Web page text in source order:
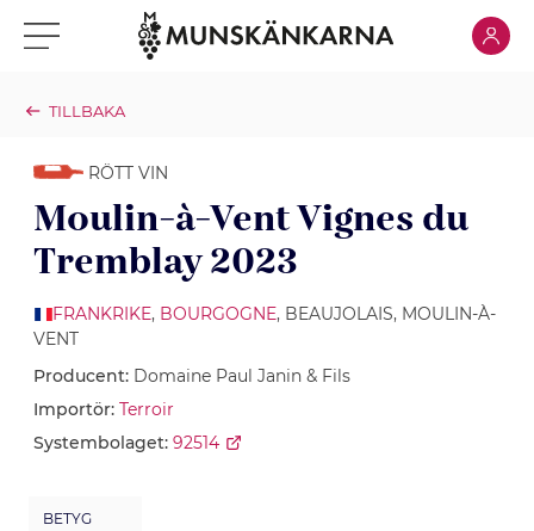
Klicka för meny Klicka
TILLBAKA
RÖTT VIN
Moulin-à-Vent Vignes du
Tremblay 2023
FRANKRIKE, BOURGOGNE, BEAUJOLAIS, MOULIN-À-
VENT
Producent: Domaine Paul Janin & Fils
Importör: Terroir
Systembolaget: 92514
BETYG